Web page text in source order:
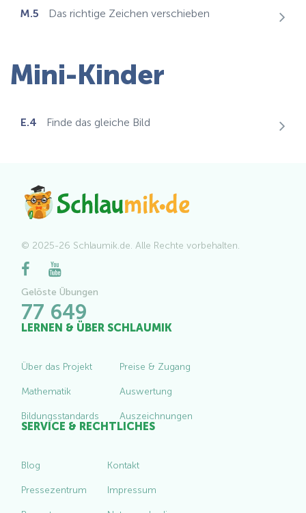
M.5 Das richtige Zeichen verschieben
Mini-Kinder
E.4 Finde das gleiche Bild
© 2025-26 Schlaumik.de. Alle Rechte vorbehalten.
Gelöste Übungen
77 649
LERNEN & ÜBER SCHLAUMIK
Über das Projekt
Mathematik
Bildungsstandards
Preise & Zugang
Auswertung
Auszeichnungen
SERVICE & RECHTLICHES
Blog
Pressezentrum
Kontakt
Impressum